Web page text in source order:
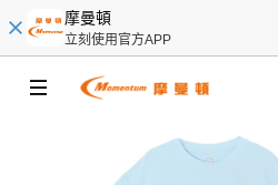
摩曼頓
立刻使用官方APP